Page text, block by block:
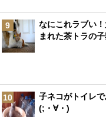
9
なにこれラブい
まれた茶トラの子
10
子ネコがトイレ
(;・∀・)